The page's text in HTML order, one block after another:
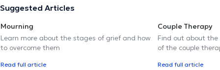
Suggested Articles
Mourning
Learn more about the stages of grief and how
to overcome them
Read full article
Couple Therapy
Find out about the
of the couple
Read full article